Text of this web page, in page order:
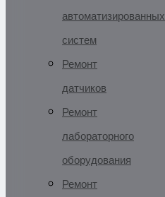
автоматизированных
систем
Ремонт
датчиков
Ремонт
лабораторного
оборудования
Ремонт